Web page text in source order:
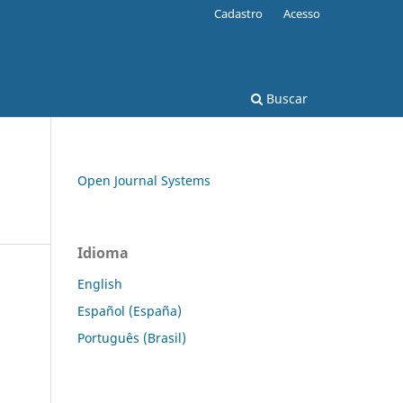
Buscar
Cadastro Acesso
Open Journal Systems
Idioma
English
Español (España)
Português (Brasil)